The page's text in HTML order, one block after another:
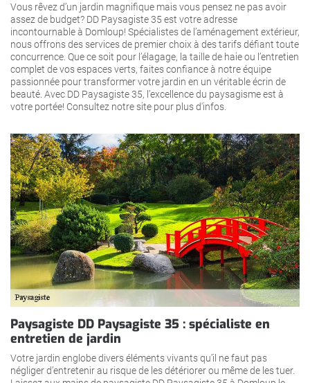
Vous rêvez d’un jardin magnifique mais vous pensez ne pas avoir
assez de budget? DD Paysagiste 35 est votre adresse
incontournable à Domloup! Spécialistes de l’aménagement extérieur,
nous offrons des services de premier choix à des tarifs défiant toute
concurrence. Que ce soit pour l’élagage, la taille de haie ou l’entretien
complet de vos espaces verts, faites confiance à notre équipe
passionnée pour transformer votre jardin en un véritable écrin de
beauté. Avec DD Paysagiste 35, l’excellence du paysagisme est à
votre portée! Consultez notre site pour plus d'infos.
Paysagiste DD Paysagiste 35 : spécialiste en
entretien de jardin
Votre jardin englobe divers éléments vivants qu’il ne faut pas
négliger d’entretenir au risque de les détériorer ou même de les tuer.